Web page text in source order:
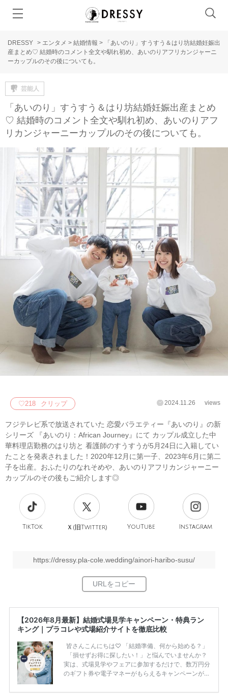
DRESSY > エンタメ > 結婚情報 >
「あいのり」すうすう＆はり坊結婚妊娠出
産まとめ♡ 結婚時のコメント全文や馴れ初め、あいのりアフリカンジャーニ
ーカップルのその後についても。
芸能人
「あいのり」すうすう＆はり坊結婚妊娠出産まとめ
♡ 結婚時のコメント全文や馴れ初め、あいのりアフ
リカンジャーニーカップルのその後についても。
♡218 クリップ 2024.11.26 views
フジテレビ系で放送されていた 恋愛バラエティー『あいのり』の新
シリーズ 『あいのり：African Journey』にて カップル成立した中
華料理店勤務のはり坊と 看護師のすうすうが5月24日に入籍してい
たことを発表されました！2020年12月に第一子、2023年6月に第二
子を出産。おふたりのなれそめや、あいのりアフリカンジャーニー
カップルのその後もご紹介します◎
TikTok Ｘ(旧Twitter) YouTube Instagram
https://dressy.pla-cole.wedding/ainori-haribo-susu/
【2026年8月最新】結婚式場見学キャンペーン・特典ラン
キング｜プラコレや式場紹介サイトを徹底比較
皆さんこんにちは♡ 「結婚準備、何から始める？」
「損せずお得に探したい！」と悩んでいませんか？
実は、式場見学やフェアに参加するだけで、数万円分
のギフト券や電子マネーがもらえるキャンペーンがあ
ため、比較せずに選ぶと損をしてしまうことも……。